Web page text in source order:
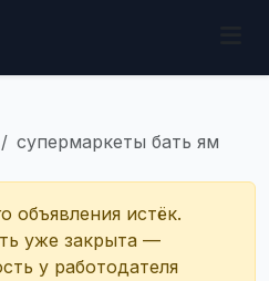
супермаркеты бать ям
объявления истёк.
уже закрыта —
у работодателя